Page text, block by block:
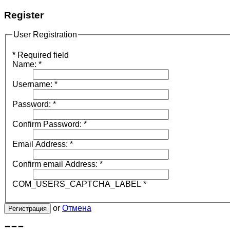
Register
User Registration
* Required field
Name: *
Username: *
Password: *
Confirm Password: *
Email Address: *
Confirm email Address: *
COM_USERS_CAPTCHA_LABEL *
Регистрация or Отмена
---